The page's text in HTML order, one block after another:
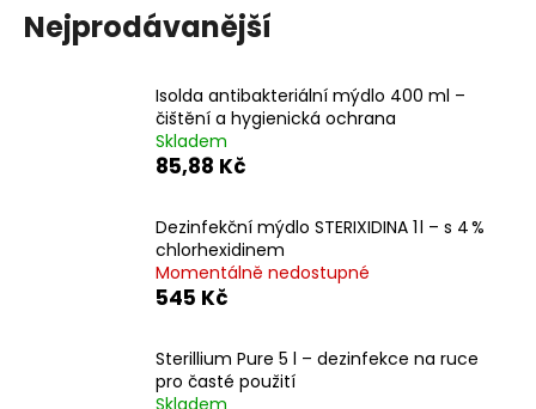
Nejprodávanější
Isolda antibakteriální mýdlo 400 ml –
čištění a hygienická ochrana
Skladem
85,88 Kč
Dezinfekční mýdlo STERIXIDINA 1 l – s 4 %
chlorhexidinem
Momentálně nedostupné
545 Kč
Sterillium Pure 5 l – dezinfekce na ruce
pro časté použití
p